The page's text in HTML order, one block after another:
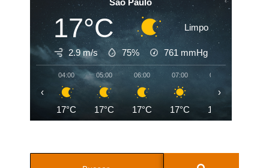
17°C Limpo
2.9 m/s 75% 761 mmHg
04:00
17°C
05:00
17°C
06:00
17°C
07:00
17°C
08:00
19°C
‹ ›